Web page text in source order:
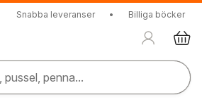
Snabba leveranser • Billiga böcker
pussel, penna...